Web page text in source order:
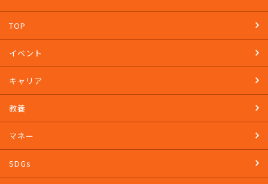
TOP
イベント
キャリア
教養
マネー
SDGs